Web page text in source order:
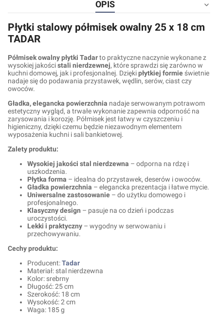
OPIS
Płytki stalowy półmisek owalny 25 x 18 cm
TADAR
Półmisek owalny płytki Tadarto praktyczne naczynie wykonane z
wysokiej jakościstali nierdzewnej, które sprawdzi się zarówno w
kuchni domowej, jak i profesjonalnej. Dziękipłytkiej formieświetnie
nadaje się do podawania przystawek, wędlin, serów, ciast czy
owoców.
Gładka, elegancka powierzchnia nadaje serwowanym potrawom
estetyczny wygląd, a trwałe wykonanie zapewnia odporność na
zarysowania i korozję. Półmisek jest łatwy w czyszczeniu i
higieniczny, dzięki czemu będzie niezawodnym elementem
wyposażenia kuchni i sali bankietowej.
Zalety produktu:
Wysokiej jakości stal nierdzewna – odporna na rdzę i
uszkodzenia.
Płytka forma – idealna do przystawek, deserów i owoców.
Gładka powierzchnia – elegancka prezentacja i łatwe mycie.
Uniwersalne zastosowanie – do użytku domowego i
profesjonalnego.
Klasyczny design – pasuje na co dzień i podczas
uroczystości.
Lekki i praktyczny – wygodny w serwowaniu i
przechowywaniu.
Cechy produktu:
Producent:Tadar
Materiał: stal nierdzewna
Kolor: srebrny
Długość: 25 cm
Szerokość: 18 cm
Wysokość: 2 cm
Waga: 185 g